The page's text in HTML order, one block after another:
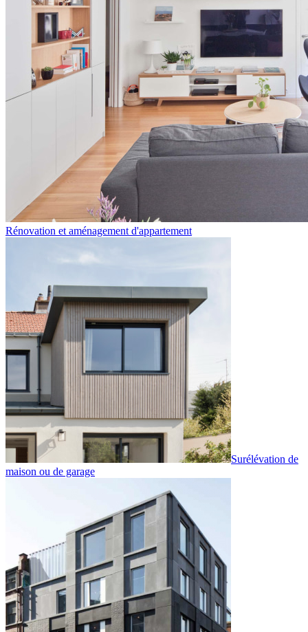
Rénovation et aménagement d'appartement
Surélévation de
maison ou de garage